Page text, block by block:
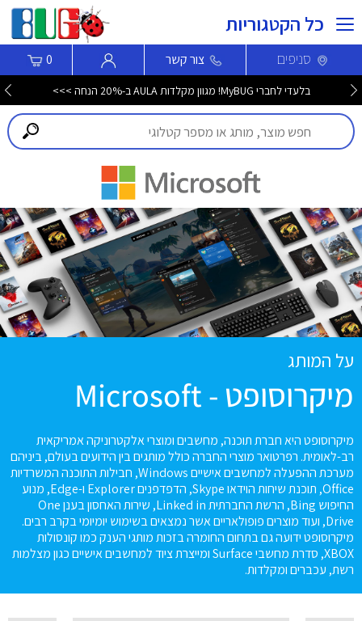
כל הקטגוריות
סניפים צור קשר 0
בלעדי לחברי MyBUG! מגוון מקלדות AULA ב-20% הנחה >>>
על המותג
מיקרוסופט - Microsoft
מיקרוסופט היא חברת תוכנה, מחשבים ומוצרי אלקטרוניקה אמריקאית
רב-לאומית. רפרטואר מוצרי החברה כולל מותגים בין הידועים בעולם, ביניהם
מערכת ההפעלה למחשבים אישיים Windows, חבילות התוכנה המשרדיות
Office, תוכנת שיחות הוידאו Skype, הדפדפנים Explorer ו-Edge, מנוע
החיפוש Bing, הרשת החברתית Linked in, שירות האחסון בענן One
Drive, ועוד מוצרים פופולאריים אשר נמצאים בשימוש יומיומי בקרב רבים.
מיקרוסופט ידועה גם בתחום החומרה בזכות מותגי הענק כמו קונסולות
XBOX, סדרת מחשבי Surface ומייצרת ציוד למחשבים אישיים כגון מצלמות
רשת, עכברים ומקלדות.